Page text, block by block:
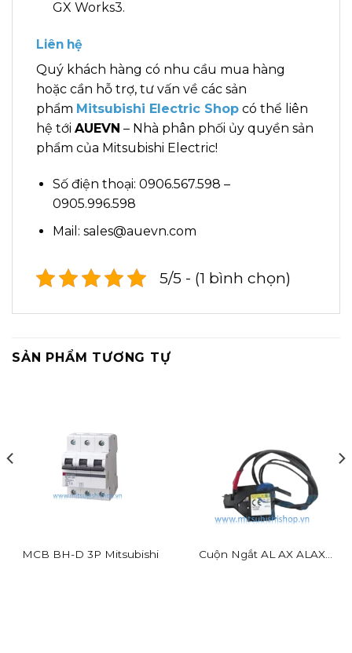
GX Works3.
Liên hệ
Quý khách hàng có nhu cầu mua hàng
hoặc cần hỗ trợ, tư vấn về các sản
phẩm Mitsubishi Electric Shop có thể liên
hệ tới AUEVN – Nhà phân phối ủy quyền sản
phẩm của Mitsubishi Electric!
Số điện thoại: 0906.567.598 –
0905.996.598
Mail: sales@auevn.com
5/5 - (1 bình chọn)
SẢN PHẨM TƯƠNG TỰ
MCB BH-D 3P Mitsubishi
Cuộn Ngắt AL AX ALAX